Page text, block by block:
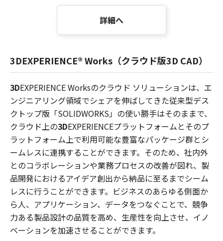
詳細へ
3DEXPERIENCE® Works（クラウド版3D CAD）
3DEXPERIENCE Worksのクラウド ソリューションは、エ
ンジニアリング領域でシェアを伸ばしてきた従来型デス
クトップ版「SOLIDWORKS」の使い勝手はそのままで、
クラウド上の3DEXPERIENCEプラットフォームとそのプ
ラットフォーム上で利用可能な豊富なパッケージ群とシ
ームレスに連携することができます。そのため、社内外
とのコラボレーションや業務プロセスの改善が図れ、製
品開発におけるアイデア創出から納品に至るまでシーム
レスに行うことができます。ビジネスのあらゆる側面か
ら人、アプリケーション、データをつなぐことで、競争
力ある製品設計の品質を高め、生産性を向上させ、イノ
ベーションを加速させることができます。